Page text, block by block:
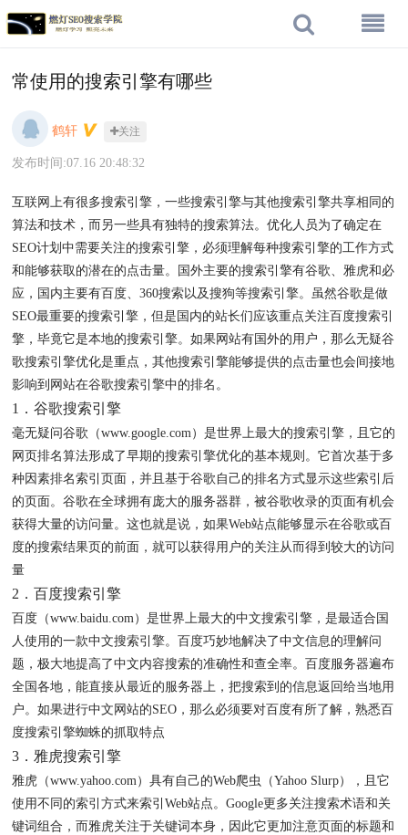
常使用的搜索引擎有哪些
鹤轩 关注
发布时间:07.16 20:48:32
互联网上有很多搜索引擎，一些搜索引擎与其他搜索引擎共享相同的
算法和技术，而另一些具有独特的搜索算法。优化人员为了确定在
SEO计划中需要关注的搜索引擎，必须理解每种搜索引擎的工作方式
和能够获取的潜在的点击量。国外主要的搜索引擎有谷歌、雅虎和必
应，国内主要有百度、360搜索以及搜狗等搜索引擎。虽然谷歌是做
SEO最重要的搜索引擎，但是国内的站长们应该重点关注百度搜索引
擎，毕竟它是本地的搜索引擎。如果网站有国外的用户，那么无疑谷
歌搜索引擎优化是重点，其他搜索引擎能够提供的点击量也会间接地
影响到网站在谷歌搜索引擎中的排名。
1．谷歌搜索引擎
毫无疑问谷歌（www.google.com）是世界上最大的搜索引擎，且它的
网页排名算法形成了早期的搜索引擎优化的基本规则。它首次基于多
种因素排名索引页面，并且基于谷歌自己的排名方式显示这些索引后
的页面。谷歌在全球拥有庞大的服务器群，被谷歌收录的页面有机会
获得大量的访问量。这也就是说，如果Web站点能够显示在谷歌或百
度的搜索结果页的前面，就可以获得用户的关注从而得到较大的访问
量
2．百度搜索引擎
百度（www.baidu.com）是世界上最大的中文搜索引擎，是最适合国
人使用的一款中文搜索引擎。百度巧妙地解决了中文信息的理解问
题，极大地提高了中文内容搜索的准确性和查全率。百度服务器遍布
全国各地，能直接从最近的服务器上，把搜索到的信息返回给当地用
户。如果进行中文网站的SEO，那么必须要对百度有所了解，熟悉百
度搜索引擎蜘蛛的抓取特点
3．雅虎搜索引擎
雅虎（www.yahoo.com）具有自己的Web爬虫（Yahoo Slurp），且它
使用不同的索引方式来索引Web站点。Google更多关注搜索术语和关
键词组合，而雅虎关注于关键词本身，因此它更加注意页面的标题和